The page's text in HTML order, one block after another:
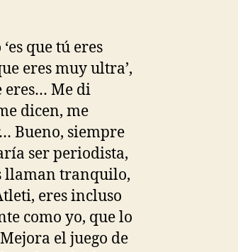
que tú eres
eres muy ultra’,
eres… Me di
dicen, me
Bueno, siempre
ser periodista,
llaman tranquilo,
eres incluso
como yo, que lo
el juego de